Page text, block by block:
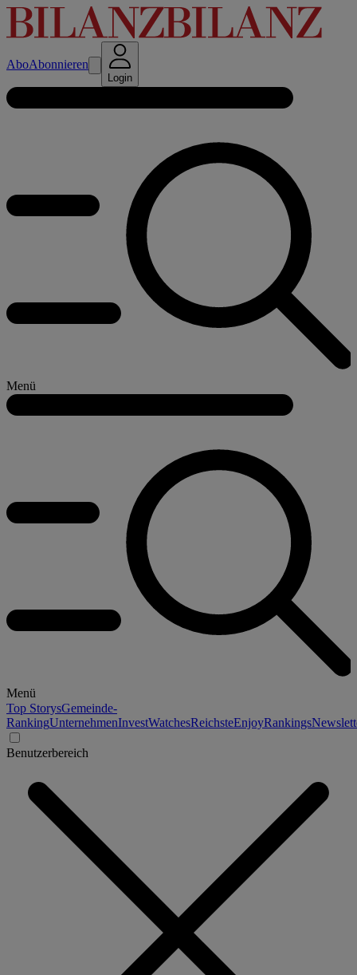
AboAbonnieren
Login
Menü
Menü
Top StorysGemeinde-
RankingUnternehmenInvestWatchesReichsteEnjoyRankings
Benutzerbereich